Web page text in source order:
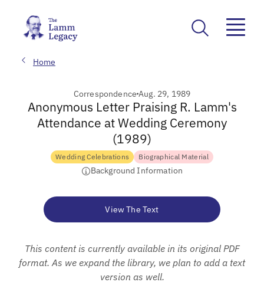
Home
CorrespondenceAug. 29, 1989
Anonymous Letter Praising R. Lamm's
Attendance at Wedding Ceremony
(1989)
Wedding Celebrations Biographical Material
Background Information
View The Text
This content is currently available in its original PDF
format. As we expand the library, we plan to add a text
version as well.